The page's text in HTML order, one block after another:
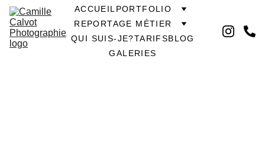
ACCUEIL PORTFOLIO
REPORTAGE MÉTIER
QUI SUIS-JE?TARIFSBLOG
GALERIES